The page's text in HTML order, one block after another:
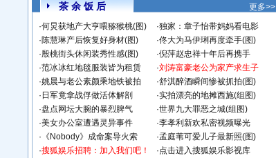
茶 余 饭 后
更多>>
·何炅获地产大亨喂猕猴桃(图) ·独家：章子怡带妈妈看电影
·陈慧琳产后恢复好身材(图) ·佟大为马伊琍再度牵手(图)
·殷桃街头休闲装秀性感(图) ·倪萍赵忠祥十年后再携手
·范冰冰红地毯服装皆为租赁 ·刘涛富豪老公为家产求生子
·姚晨与老公素颜乘地铁被拍 ·舒淇醉酒瞬间惨被抓拍(图)
· 日军竟拿战俘做活体解剖 ·实拍漂亮的地摊西施(组图)
·盘点网坛大腕的暴烈脾气 ·世界九大罪恶之城(组图)
·美女办公室遭遇灵异事件 ·李孝利新欢私密视频曝光
· 《Nobody》成命案导火索 ·孟庭苇可爱儿子最新照(图)
·搜狐娱乐招聘：加入我们吧！ ·点击进入搜狐娱乐影视库